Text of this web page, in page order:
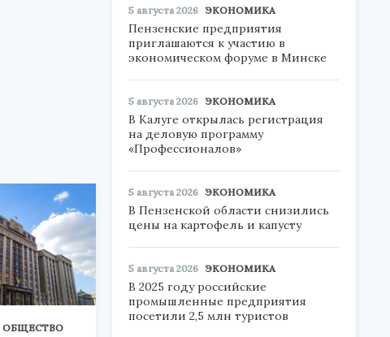
ОБЩЕСТВО
5 августа 2026 ЭКОНОМИКА
Пензенские предприятия
приглашаются к участию в
экономическом форуме в Минске
5 августа 2026 ЭКОНОМИКА
В Калуге открылась регистрация
на деловую программу
«Профессионалов»
5 августа 2026 ЭКОНОМИКА
В Пензенской области снизились
цены на картофель и капусту
5 августа 2026 ЭКОНОМИКА
В 2025 году российские
промышленные предприятия
посетили 2,5 млн туристов